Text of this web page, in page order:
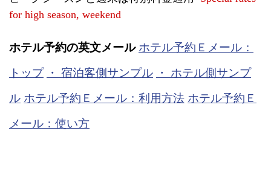
for high season, weekend
ホテル予約の英文メール ホテル予約Ｅメール：
トップ
・ 宿泊客側サンプル
・ ホテル側サンプ
ル ホテル予約Ｅメール：利用方法 ホテル予約Ｅ
メール：使い方